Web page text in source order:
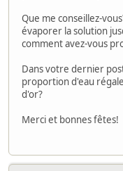
Que me conseillez-
évaporer la solution
comment avez-vous
Dans votre dernier
proportion d'eau
d'or?
Merci et bonnes fêtes!